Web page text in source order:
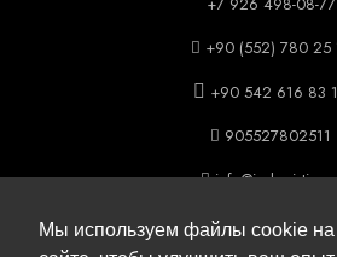
Мы используем файлы cookie на
+90 (552) 780 25
+90 542 616 83
905527802511